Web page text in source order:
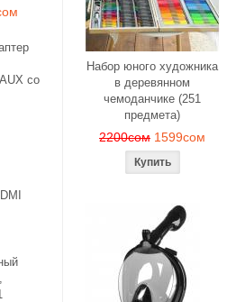
со
Набор юного художника
в деревянном
чемоданчике (251
предмета)
2200сом 1599сом